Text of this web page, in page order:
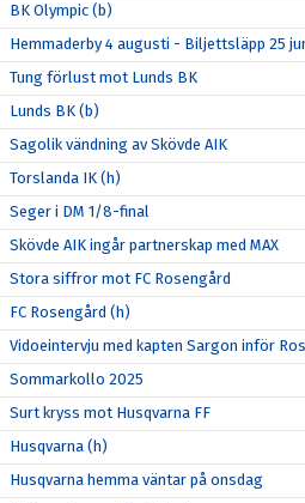
BK Olympic (b)
Hemmaderby 4 augusti - Biljettsläpp 25
Tung förlust mot Lunds BK
Lunds BK (b)
Sagolik vändning av Skövde AIK
Torslanda IK (h)
Seger i DM 1/8-final
Skövde AIK ingår partnerskap med MAX
Stora siffror mot FC Rosengård
FC Rosengård (h)
Vidoeintervju med kapten Sargon inför
Sommarkollo 2025
Surt kryss mot Husqvarna FF
Husqvarna (h)
Husqvarna hemma väntar på onsdag